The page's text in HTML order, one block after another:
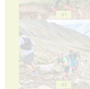
41
43